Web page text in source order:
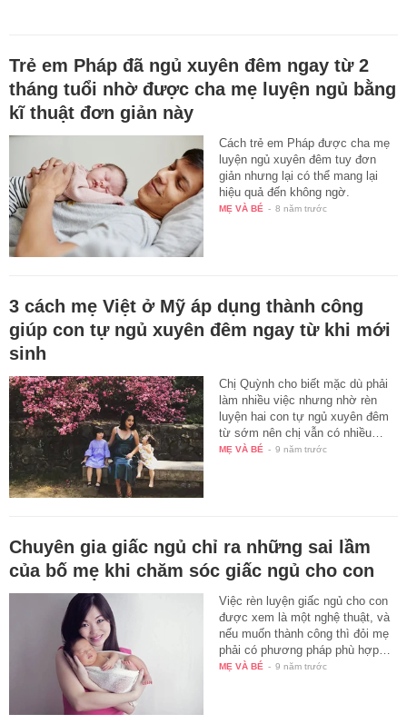
Trẻ em Pháp đã ngủ xuyên đêm ngay từ 2
tháng tuổi nhờ được cha mẹ luyện ngủ bằng
kĩ thuật đơn giản này
Cách trẻ em Pháp được cha mẹ
luyện ngủ xuyên đêm tuy đơn
giản nhưng lại có thể mang lại
hiệu quả đến không ngờ.
MẸ VÀ BÉ - 8 năm trước
3 cách mẹ Việt ở Mỹ áp dụng thành công
giúp con tự ngủ xuyên đêm ngay từ khi mới
sinh
Chị Quỳnh cho biết mặc dù phải
làm nhiều việc nhưng nhờ rèn
luyện hai con tự ngủ xuyên đêm
từ sớm nên chị vẫn có nhiều…
MẸ VÀ BÉ - 9 năm trước
Chuyên gia giấc ngủ chỉ ra những sai lầm
của bố mẹ khi chăm sóc giấc ngủ cho con
Việc rèn luyện giấc ngủ cho con
được xem là một nghệ thuật, và
nếu muốn thành công thì đỏi mẹ
phải có phương pháp phù hợp…
MẸ VÀ BÉ - 9 năm trước